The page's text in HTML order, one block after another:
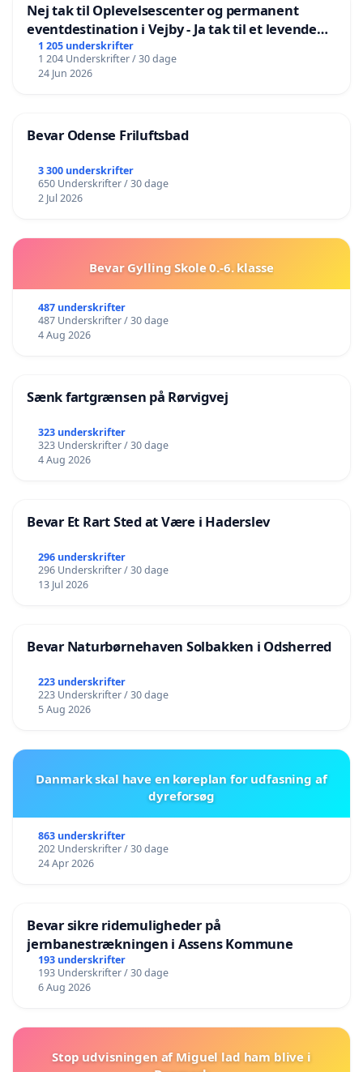
Nej tak til Oplevelsescenter og permanent
eventdestination i Vejby - Ja tak til et levende
lokalområde i balance
1 205 underskrifter
1 204 Underskrifter / 30 dage
24 Jun 2026
Bevar Odense Friluftsbad
3 300 underskrifter
650 Underskrifter / 30 dage
2 Jul 2026
Bevar Gylling Skole 0.-6. klasse
487 underskrifter
487 Underskrifter / 30 dage
4 Aug 2026
Sænk fartgrænsen på Rørvigvej
323 underskrifter
323 Underskrifter / 30 dage
4 Aug 2026
Bevar Et Rart Sted at Være i Haderslev
296 underskrifter
296 Underskrifter / 30 dage
13 Jul 2026
Bevar Naturbørnehaven Solbakken i Odsherred
223 underskrifter
223 Underskrifter / 30 dage
5 Aug 2026
Danmark skal have en køreplan for udfasning af
dyreforsøg
863 underskrifter
202 Underskrifter / 30 dage
24 Apr 2026
Bevar sikre ridemuligheder på
jernbanestrækningen i Assens Kommune
193 underskrifter
193 Underskrifter / 30 dage
6 Aug 2026
Stop udvisningen af Miguel lad ham blive i